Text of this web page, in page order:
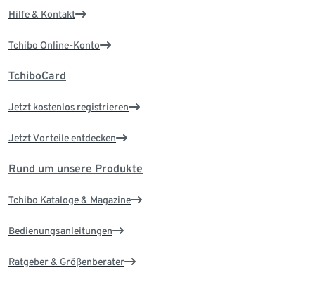
Hilfe & Kontakt
Tchibo Online-Konto
TchiboCard
Jetzt kostenlos registrieren
Jetzt Vorteile entdecken
Rund um unsere Produkte
Tchibo Kataloge & Magazine
Bedienungsanleitungen
Ratgeber & Größenberater